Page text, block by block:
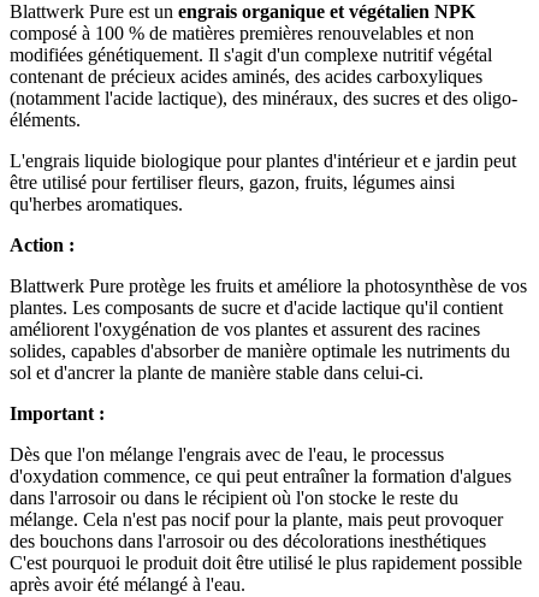
Blattwerk Pure est un engrais organique et végétalien NPK
composé à 100 % de matières premières renouvelables et non
modifiées génétiquement. Il s'agit d'un complexe nutritif végétal
contenant de précieux acides aminés, des acides carboxyliques
(notamment l'acide lactique), des minéraux, des sucres et des oligo-
éléments.
L'engrais liquide biologique pour plantes d'intérieur et e jardin peut
être utilisé pour fertiliser fleurs, gazon, fruits, légumes ainsi
qu'herbes aromatiques.
Action :
Blattwerk Pure protège les fruits et améliore la photosynthèse de vos
plantes. Les composants de sucre et d'acide lactique qu'il contient
améliorent l'oxygénation de vos plantes et assurent des racines
solides, capables d'absorber de manière optimale les nutriments du
sol et d'ancrer la plante de manière stable dans celui-ci.
Important :
Dès que l'on mélange l'engrais avec de l'eau, le processus
d'oxydation commence, ce qui peut entraîner la formation d'algues
dans l'arrosoir ou dans le récipient où l'on stocke le reste du
mélange. Cela n'est pas nocif pour la plante, mais peut provoquer
des bouchons dans l'arrosoir ou des décolorations inesthétiques
C'est pourquoi le produit doit être utilisé le plus rapidement possible
après avoir été mélangé à l'eau.